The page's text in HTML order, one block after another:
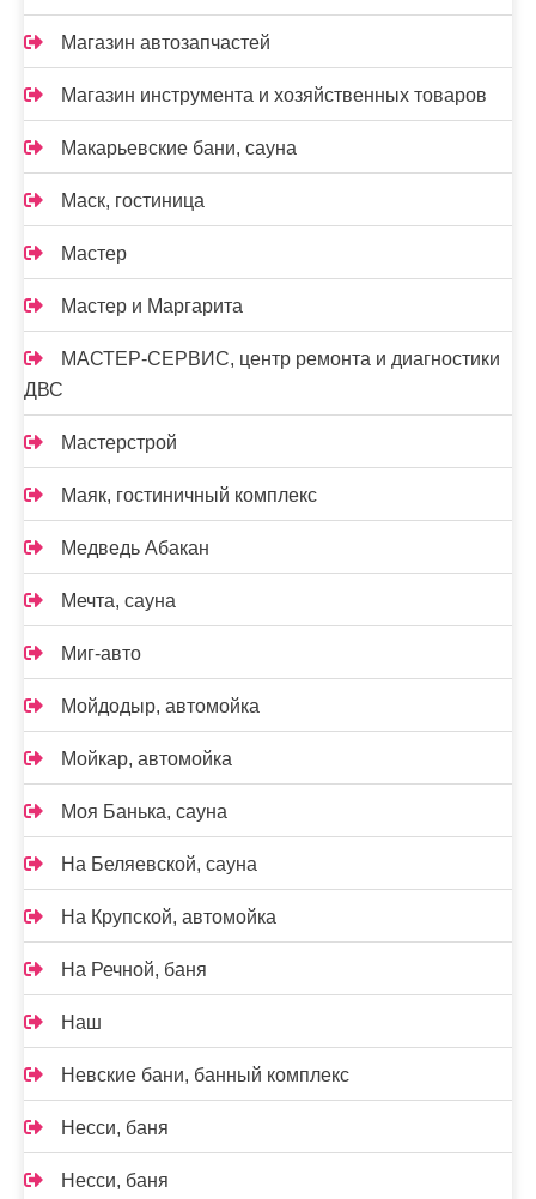
Магазин автозапчастей
Магазин инструмента и хозяйственных товаров
Макарьевские бани, сауна
Маск, гостиница
Мастер
Мастер и Маргарита
МАСТЕР-СЕРВИС, центр ремонта и диагностики
ДВС
Мастерстрой
Маяк, гостиничный комплекс
Медведь Абакан
Мечта, сауна
Миг-авто
Мойдодыр, автомойка
Мойкар, автомойка
Моя Банька, сауна
На Беляевской, сауна
На Крупской, автомойка
На Речной, баня
Наш
Невские бани, банный комплекс
Несси, баня
Несси, баня